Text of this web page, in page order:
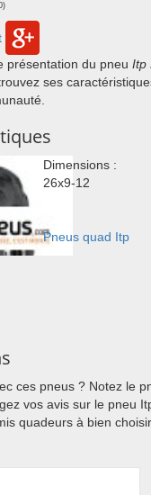
présentation du pneu Itp
ses
Dimensions :
26x9-12
Pneus quad Itp
ces pneus ? Notez le
vos avis sur le pneu
quadeurs à bien